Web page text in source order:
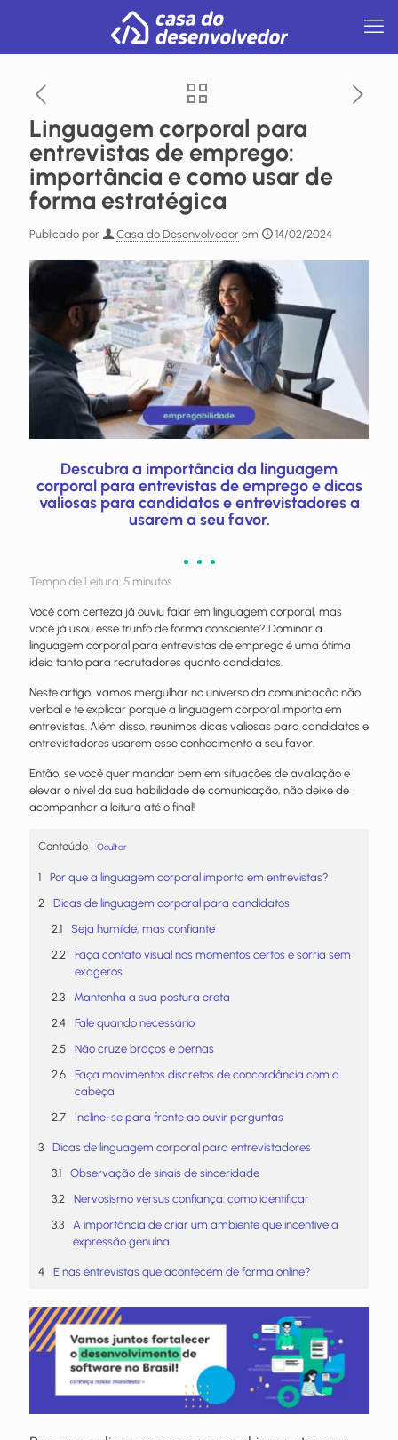
Linguagem corporal para
entrevistas de emprego:
importância e como usar de
forma estratégica
Publicado por Casa do Desenvolvedor em 14/02/2024
Descubra a importância da linguagem
corporal para entrevistas de emprego e dicas
valiosas para candidatos e entrevistadores a
usarem a seu favor.
Tempo de Leitura: 5 minutos
Você com certeza já ouviu falar em linguagem corporal, mas
você já usou esse trunfo de forma consciente? Dominar a
linguagem corporal para entrevistas de emprego é uma ótima
ideia tanto para recrutadores quanto candidatos.
Neste artigo, vamos mergulhar no universo da comunicação não
verbal e te explicar porque a linguagem corporal importa em
entrevistas. Além disso, reunimos dicas valiosas para candidatos e
entrevistadores usarem esse conhecimento a seu favor.
Então, se você quer mandar bem em situações de avaliação e
elevar o nível da sua habilidade de comunicação, não deixe de
acompanhar a leitura até o final!
Conteúdo Ocultar
Por que a linguagem corporal importa em entrevistas?
Dicas de linguagem corporal para candidatos
Seja humilde, mas confiante
Faça contato visual nos momentos certos e sorria sem
exageros
Mantenha a sua postura ereta
Fale quando necessário
Não cruze braços e pernas
Faça movimentos discretos de concordância com a
cabeça
Incline-se para frente ao ouvir perguntas
Dicas de linguagem corporal para entrevistadores
Observação de sinais de sinceridade
Nervosismo versus confiança: como identificar
A importância de criar um ambiente que incentive a
expressão genuína
E nas entrevistas que acontecem de forma online?